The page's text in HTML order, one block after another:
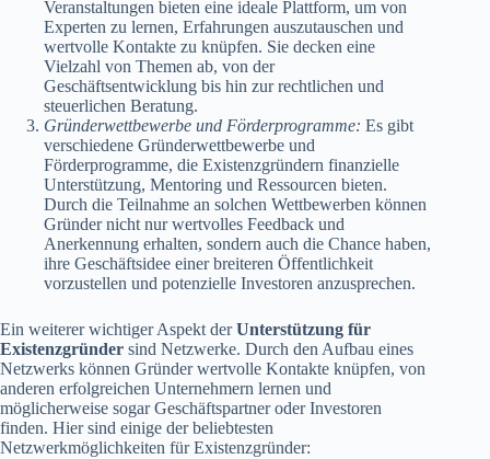
Veranstaltungen bieten eine ideale Plattform, um von
Experten zu lernen, Erfahrungen auszutauschen und
wertvolle Kontakte zu knüpfen. Sie decken eine
Vielzahl von Themen ab, von der
Geschäftsentwicklung bis hin zur rechtlichen und
steuerlichen Beratung.
Gründerwettbewerbe und Förderprogramme: Es gibt
verschiedene Gründerwettbewerbe und
Förderprogramme, die Existenzgründern finanzielle
Unterstützung, Mentoring und Ressourcen bieten.
Durch die Teilnahme an solchen Wettbewerben können
Gründer nicht nur wertvolles Feedback und
Anerkennung erhalten, sondern auch die Chance haben,
ihre Geschäftsidee einer breiteren Öffentlichkeit
vorzustellen und potenzielle Investoren anzusprechen.
Ein weiterer wichtiger Aspekt derUnterstützung für
Existenzgründer sind Netzwerke. Durch den Aufbau eines
Netzwerks können Gründer wertvolle Kontakte knüpfen, von
anderen erfolgreichen Unternehmern lernen und
möglicherweise sogar Geschäftspartner oder Investoren
finden. Hier sind einige der beliebtesten
Netzwerkmöglichkeiten für Existenzgründer: